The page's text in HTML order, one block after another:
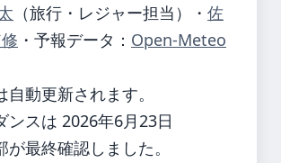
（旅行・レジャー担当） ・ 佐
・ 予報データ： Open-Meteo
自動更新されます。
ンスは 2026年6月23日
最終確認しました。